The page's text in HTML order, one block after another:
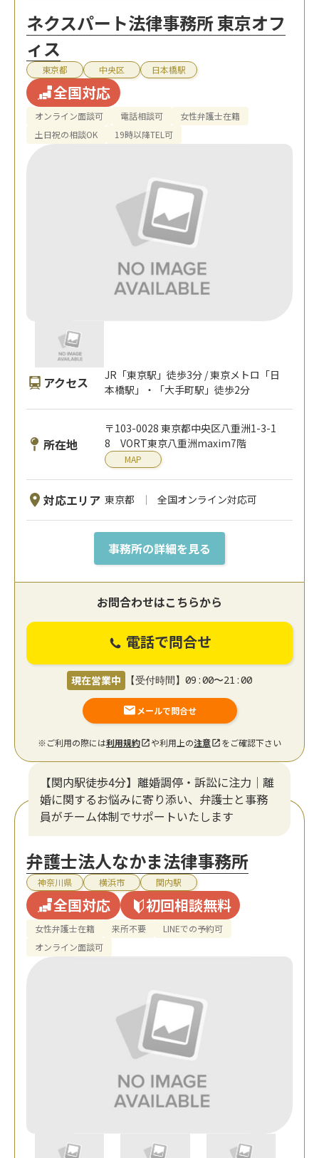
ネクスパート法律事務所 東京オフ
ィス
東京都 中央区 日本橋駅
全国対応
オンライン面談可 電話相談可
女性弁護士在籍
土日祝の相談OK
19時以降TEL可
アクセス
JR「東京駅」徒歩3分 / 東京メトロ「日
本橋駅」・「大手町駅」徒歩2分
所在地
〒103-0028 東京都中央区八重洲1-3-1
8 VORT東京八重洲maxim7階
MAP
対応エリア 東京都 全国オンライン対応可
事務所の詳細を見る
お問合わせはこちらから
電話で問合せ
現在営業中 【受付時間】09:00〜21:00
メールで問合せ
※ご利用の際には利用規約 や利用上の注意 をご確認下さい
【関内駅徒歩4分】離婚調停・訴訟に注力│離
婚に関するお悩みに寄り添い、弁護士と事務
員がチーム体制でサポートいたします
弁護士法人なかま法律事務所
神奈川県 横浜市 関内駅
全国対応 初回相談無料
女性弁護士在籍 来所不要
LINEでの予約可
オンライン面談可